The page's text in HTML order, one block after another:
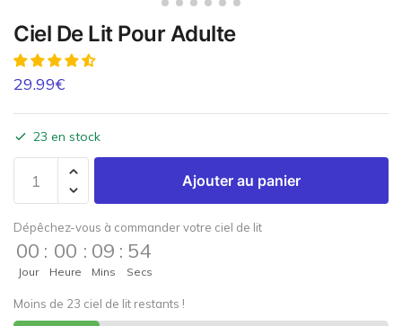
Ciel De Lit Pour Adulte
29.99€
23 en stock
Ajouter au panier
Dépêchez-vous à commander votre ciel de lit
00
Jour
: 00
Heure
: 09
Mins
: 54
Secs
Moins de 23 ciel de lit restants !